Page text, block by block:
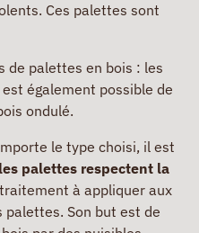
Ces palettes sont
de palettes en bois : les
également possible de
ondulé.
le type choisi, il est
les palettes respectent la
à appliquer aux
palettes. Son but est de